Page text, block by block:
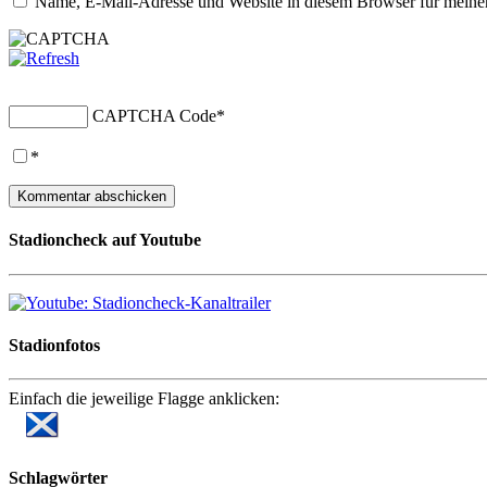
CAPTCHA Code*
*
Stadioncheck auf Youtube
Stadionfotos
Einfach die jeweilige Flagge anklicken:
Schlagwörter